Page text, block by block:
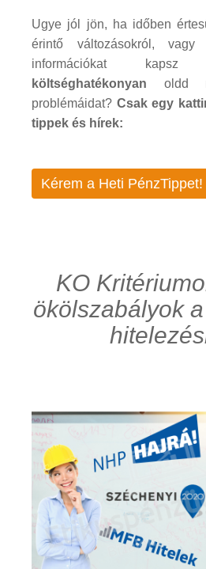
Ugye jól jön, ha időben
érintő változásokról,
információkat
költséghatékonyan oldd
problémáidat? Csak egy
tippek és hírek:
Kérem a Heti PénzTippet!
KO
ökölszabályok